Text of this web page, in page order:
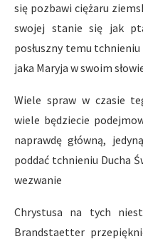
się pozbawi ciężaru
swojej stanie się jak
posłuszny temu tchnieniu
jaka Maryja w swoim
Wiele spraw w czasie
wiele będziecie
naprawdę główną,
poddać tchnieniu Ducha
wezwanie
Chrystusa na tych
Brandstaetter